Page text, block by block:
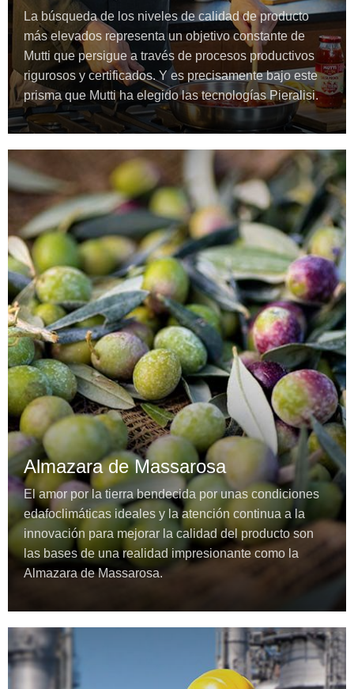
La búsqueda de los niveles de calidad de producto
más elevados representa un objetivo constante de
Mutti que persigue a través de procesos productivos
rigurosos y certificados. Y es precisamente bajo este
prisma que Mutti ha elegido las tecnologías Pieralisi.
Almazara de Massarosa
El amor por la tierra bendecida por unas condiciones
edafoclimáticas ideales y la atención continua a la
innovación para mejorar la calidad del producto son
las bases de una realidad impresionante como la
Almazara de Massarosa.